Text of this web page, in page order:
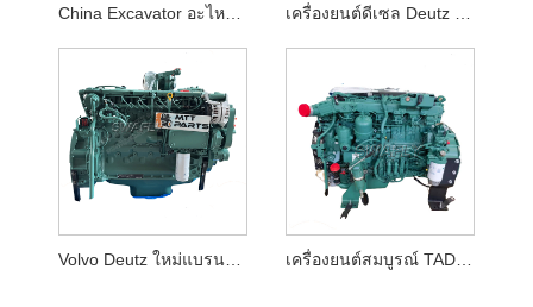
China Excavator อะไหล่ Patrs Deutz D4D เครื่องยนต์ดีเซล Assy สำหรับ EC140BLC เครื่องยนต์ดีเซล Deutz D7E Assy สำหรับ Volvo EC290 Excavator